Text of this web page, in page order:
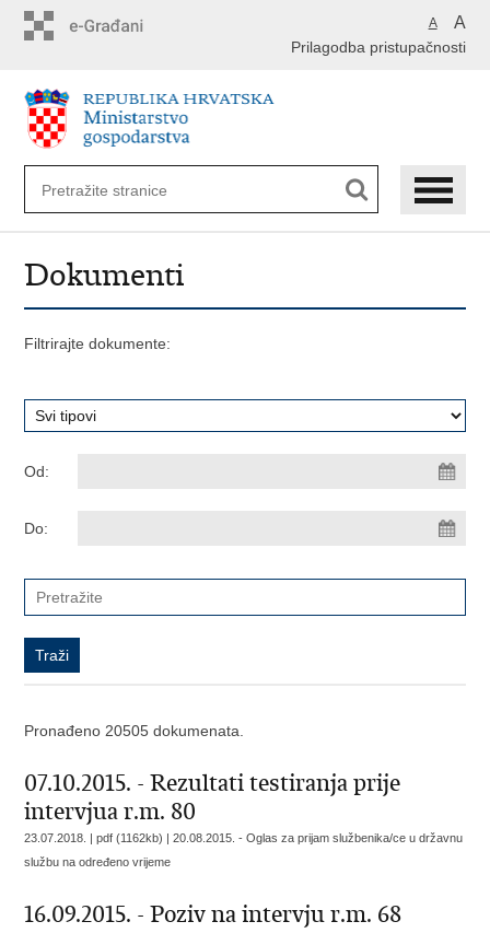
A A
Prilagodba pristupačnosti
Dokumenti
Filtrirajte dokumente:
Od:
Do:
Pronađeno 20505 dokumenata.
07.10.2015. - Rezultati testiranja prije
intervjua r.m. 80
23.07.2018. | pdf (1162kb) |20.08.2015. - Oglas za prijam službenika/ce u državnu
službu na određeno vrijeme
16.09.2015. - Poziv na intervju r.m. 68